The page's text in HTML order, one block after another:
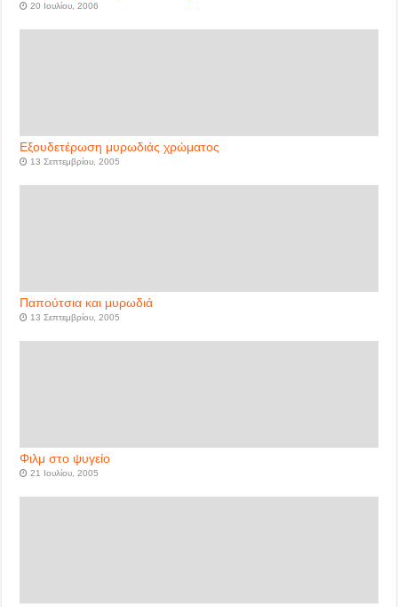
20 Ιουλίου, 2006
Εξουδετέρωση μυρωδιάς χρώματος
13 Σεπτεμβρίου, 2005
Παπούτσια και μυρωδιά
13 Σεπτεμβρίου, 2005
Φιλμ στο ψυγείο
21 Ιουλίου, 2005